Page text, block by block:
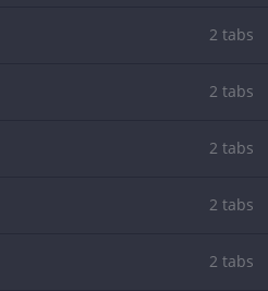
2 tabs
2 tabs
2 tabs
2 tabs
2 tabs